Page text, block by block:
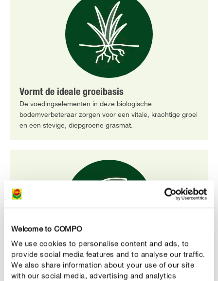
Welcome to COMPO
We use cookies to personalise content and ads, to
provide social media features and to analyse our traffic.
We also share information about your use of our site
with our social media, advertising and analytics
Vormt de ideale groeibasis
De voedingselementen in deze biologische
bodemverbeteraar zorgen voor een vitale, krachtige groei
en een stevige, diepgroene grasmat.
RPP gecertificeerde turf
Het gecertificeerde veen in dit substraat is op